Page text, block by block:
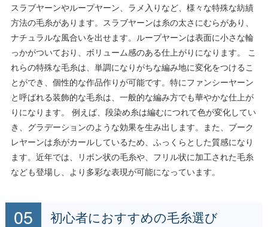
スラブヤーンやループヤーン、ラメ入りなど、様々な特殊な紡績
方法の毛糸があります。スラブヤーンは糸の太さにむらがあり、
ナチュラルな風合いを出せます。ループヤーンは表面に小さな輪
っかがついており、ボリューム感のある仕上がりになります。 こ
れらの特殊な毛糸は、単調になりがちな編み地に変化をつけるこ
とができ、個性的な作品作りが可能です。特にファンシーヤーン
と呼ばれる装飾的な毛糸は、一般的な編み方でも華やかな仕上が
りになります。 例えば、段染め糸は編むにつれて色が変化してい
き、グラデーションのような効果を生み出します。また、ブーク
レヤーンは糸がカールしているため、ふっくらとした質感になり
ます。近年では、リボン状の毛糸や、フリル状に加工された毛糸
なども登場し、より多彩な表現が可能になっています。
初心者におすすめの毛糸選び